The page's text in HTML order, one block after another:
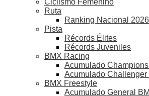
Ciclismo Femenino
Ruta
Ranking Nacional 2026
Pista
Récords Élites
Récords Juveniles
BMX Racing
Acumulado
Acumulado Challenger
BMX Freestyle
Acumulado General